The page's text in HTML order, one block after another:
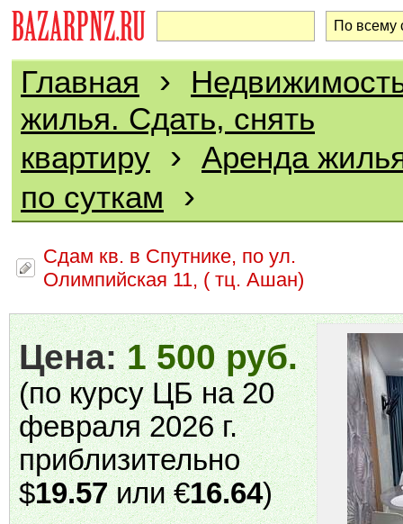
Главная ›
жилья. Сдать, снять
квартиру › Аренда
по суткам
›
Сдам кв. в Спутнике, по ул.
Олимпийская 11, ( тц. Ашан)
Цена:1 500 руб.
(по курсу ЦБ на 20
февраля 2026 г.
приблизительно
$19.57или €16.64)